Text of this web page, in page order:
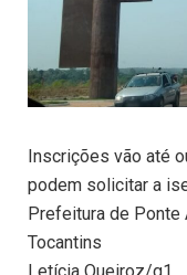
Inscrições vão até
podem solicitar a
Prefeitura de Ponte
Tocantins